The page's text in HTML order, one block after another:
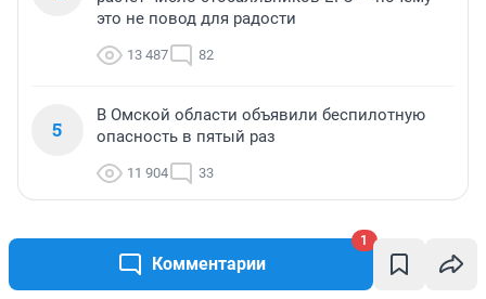
Комментарии
1
это не повод для радости
13 487 82
5
В Омской области объявили беспилотную
опасность в пятый раз
11 904 33
Продашь за 3000, налог
МНЕНИЕ
«Нет